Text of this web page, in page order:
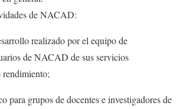
de NACAD:
realizado por el equipo de
de NACAD de sus servicios
para grupos de docentes e investigadores de